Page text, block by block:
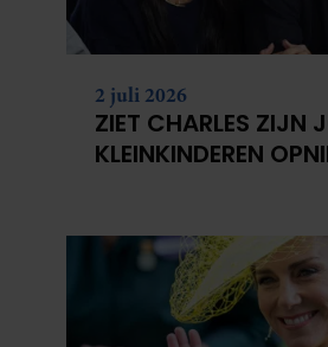
2 juli 2026
ZIET CHARLES ZIJN
KLEINKINDEREN